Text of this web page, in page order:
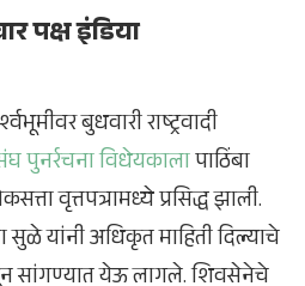
पक्ष इंडिया
बुधवारी राष्ट्रवादी
पुनर्रचना विधेयकालापाठिंबा
वृत्तपत्रामध्ये प्रसिद्ध झाली.
सुळे यांनी अधिकृत माहिती दिल्याचे